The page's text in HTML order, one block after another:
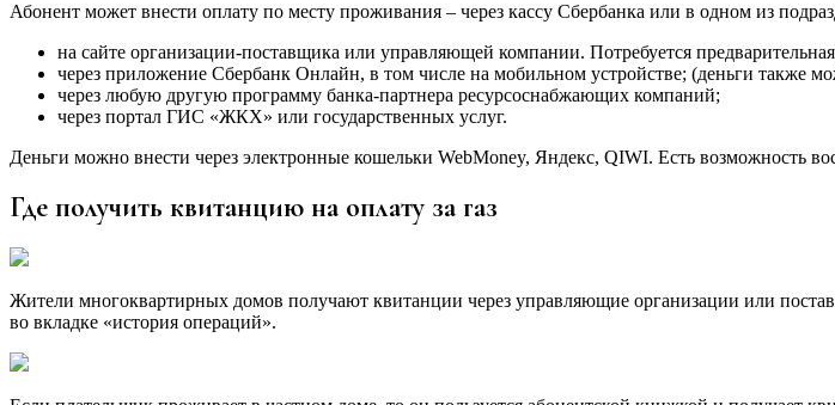
Абонент может внести оплату по месту проживания – через кассу Сбербанка или в одном из
на сайте организации-поставщика или управляющей компании. Потребуется
через приложение Сбербанк Онлайн, в том числе на мобильном устройстве; (деньги также
через любую другую программу банка-партнера ресурсоснабжающих компаний;
через портал ГИС «ЖКХ» или государственных услуг.
Деньги можно внести через электронные кошельки WebMoney, Яндекс, QIWI. Есть возможность
Где получить квитанцию на оплату за газ
Жители многоквартирных домов получают квитанции через управляющие организации или
во вкладке «история операций».